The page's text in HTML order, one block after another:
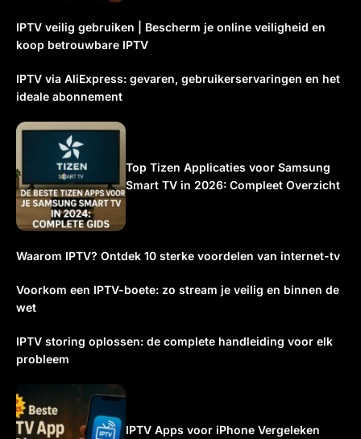
IPTV veilig gebruiken | Bescherm je online veiligheid en
koop betrouwbare IPTV
IPTV via AliExpress: gevaren, gebruikerservaringen en het
ideale abonnement
Top Tizen Applicaties voor Samsung
Smart TV in 2026: Compleet Overzicht
Waarom IPTV? Ontdek 10 sterke voordelen van internet-tv
Voorkom een IPTV-boete: zo stream je veilig en binnen de
wet
IPTV storing oplossen: de complete handleiding voor elk
probleem
IPTV Apps voor iPhone Vergeleken